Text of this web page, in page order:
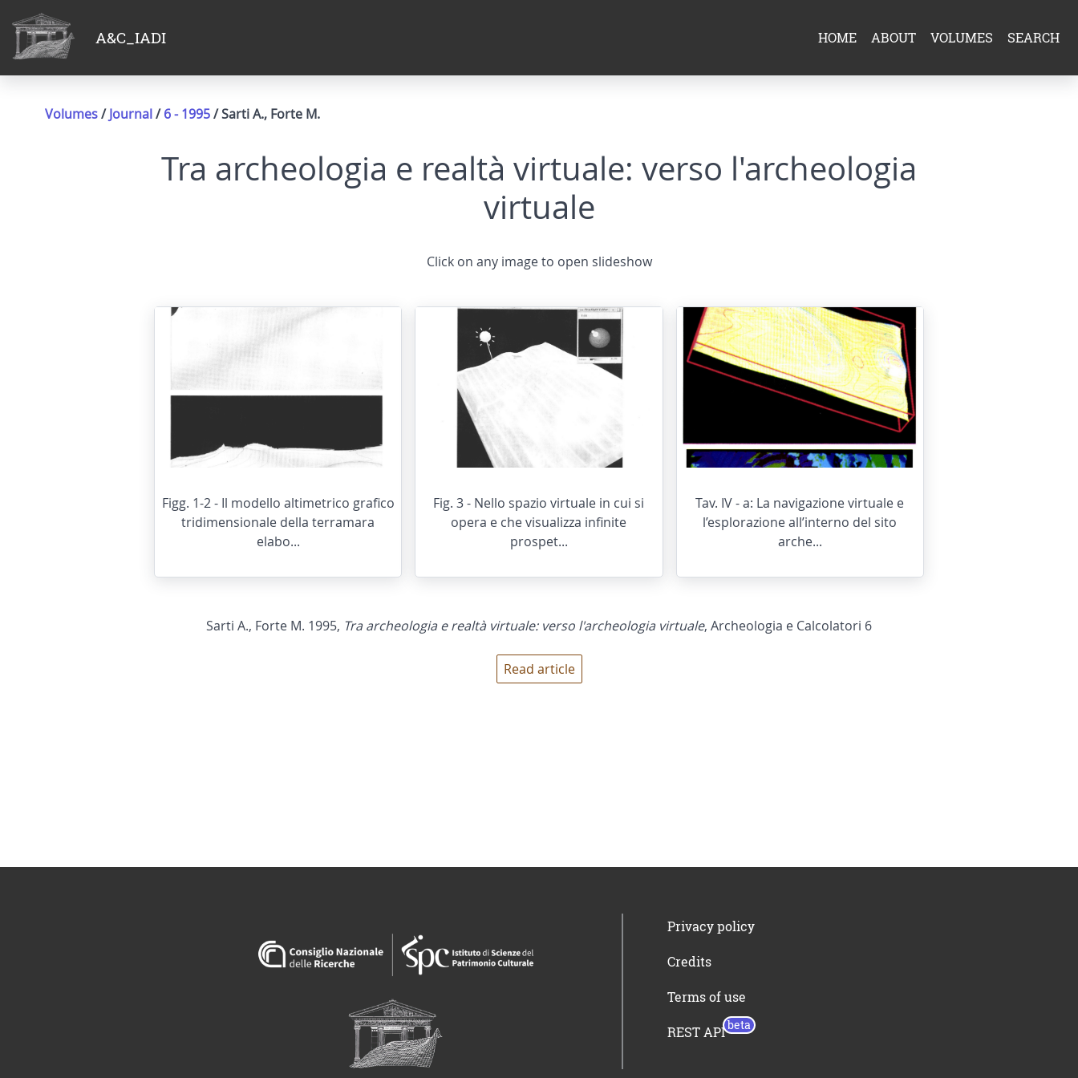
A&C_IADI HOME ABOUT VOLUMES SEARCH
Volumes/Journal/6 - 1995/ Sarti A., Forte M.
Tra archeologia e realtà virtuale: verso l'archeologia
virtuale
Click on any image to open slideshow
Figg. 1-2 - Il modello altimetrico grafico
tridimensionale della terramara
elabo...
Fig. 3 - Nello spazio virtuale in cui si
opera e che visualizza infinite
prospet...
Tav. IV - a: La navigazione virtuale e
l’esplorazione all’interno del sito
arche...
Sarti A., Forte M. 1995, Tra archeologia e realtà virtuale: verso l'archeologia virtuale, Archeologia e Calcolatori 6
Read article
Privacy policy
Credits
Terms of use
REST API